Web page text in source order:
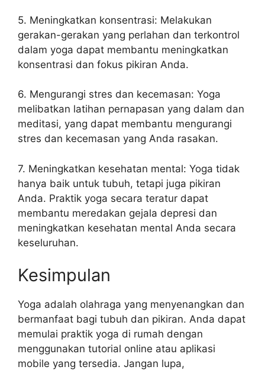
5. Meningkatkan konsentrasi: Melakukan
gerakan-gerakan yang perlahan dan terkontrol
dalam yoga dapat membantu meningkatkan
konsentrasi dan fokus pikiran Anda.
6. Mengurangi stres dan kecemasan: Yoga
melibatkan latihan pernapasan yang dalam dan
meditasi, yang dapat membantu mengurangi
stres dan kecemasan yang Anda rasakan.
7. Meningkatkan kesehatan mental: Yoga tidak
hanya baik untuk tubuh, tetapi juga pikiran
Anda. Praktik yoga secara teratur dapat
membantu meredakan gejala depresi dan
meningkatkan kesehatan mental Anda secara
keseluruhan.
Kesimpulan
Yoga adalah olahraga yang menyenangkan dan
bermanfaat bagi tubuh dan pikiran. Anda dapat
memulai praktik yoga di rumah dengan
menggunakan tutorial online atau aplikasi
mobile yang tersedia. Jangan lupa,